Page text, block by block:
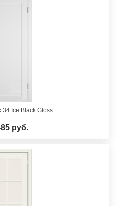
34 Ice Black Gloss
руб.